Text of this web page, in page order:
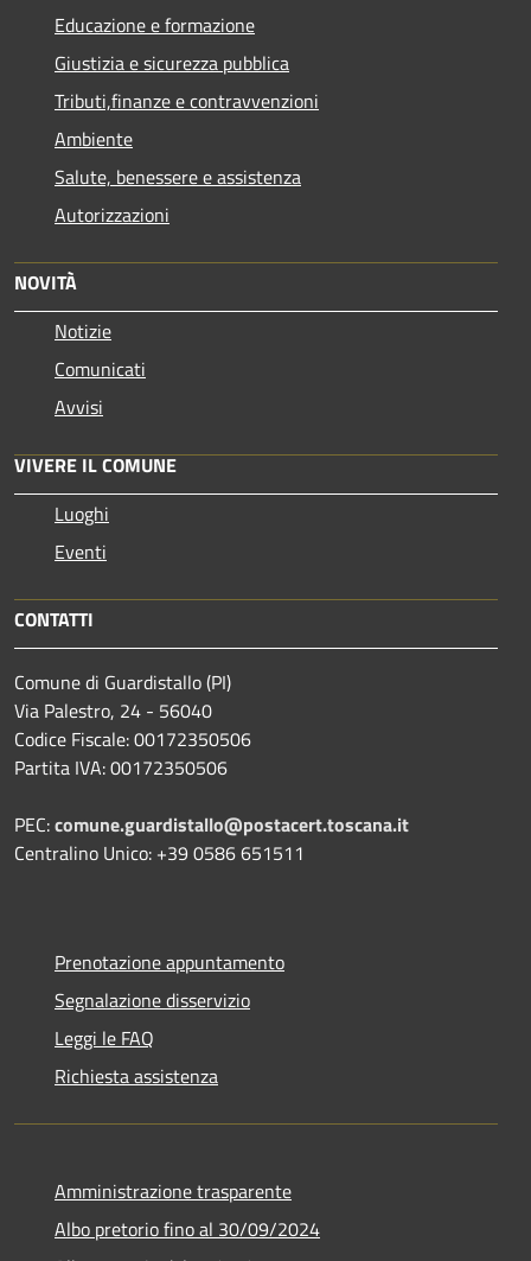
Educazione e formazione
Giustizia e sicurezza pubblica
Tributi,finanze e contravvenzioni
Ambiente
Salute, benessere e assistenza
Autorizzazioni
NOVITÀ
Notizie
Comunicati
Avvisi
VIVERE IL COMUNE
Luoghi
Eventi
CONTATTI
Comune di Guardistallo (PI)
Via Palestro, 24 - 56040
Codice Fiscale: 00172350506
Partita IVA: 00172350506
PEC:comune.guardistallo@postacert.toscana.it
Centralino Unico: +39 0586 651511
Prenotazione appuntamento
Segnalazione disservizio
Leggi le FAQ
Richiesta assistenza
Amministrazione trasparente
Albo pretorio fino al 30/09/2024